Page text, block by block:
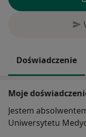
Doświadczenie
Moje
Jestem
Uniwersytetu